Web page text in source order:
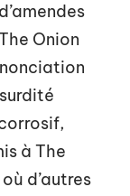
Onion
à The
d’autres